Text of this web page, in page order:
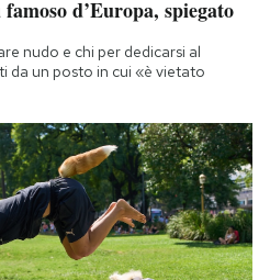
d’Europa, spiegato
nudo e chi per dedicarsi al
un posto in cui «è vietato